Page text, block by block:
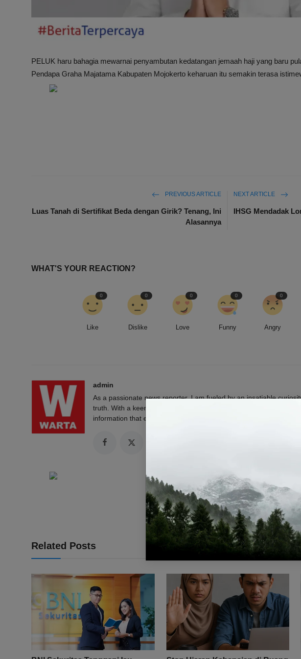
PELUK haru bahagia mewarnai penyambutan kedatangan jemaah haji yang baru
Pendapa Graha Majatama Kabupaten Mojokerto keharuan itu semakin terasa
PREVIOUS ARTICLE
Luas Tanah di Sertifikat Beda dengan Girik? Tenang, Ini
Alasannya
NEXT ARTICLE
IHSG Mendadak
WHAT'S YOUR REACTION?
Like
0
Dislike
0
Love
0
Funny
0
Angry
0
admin
As a passionate news reporter, I am fueled by an insatiable
truth. With a keen eye for detail and a relentless pursuit of stories,
information that empowers and engages readers.
Related Posts